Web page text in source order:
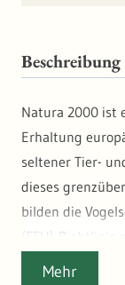
Beschreibung
Natura 2000 ist
Erhaltung
seltener Tier-
dieses
bilden die
(FFH)-Richtlinie
Vorgaben der
Mehr